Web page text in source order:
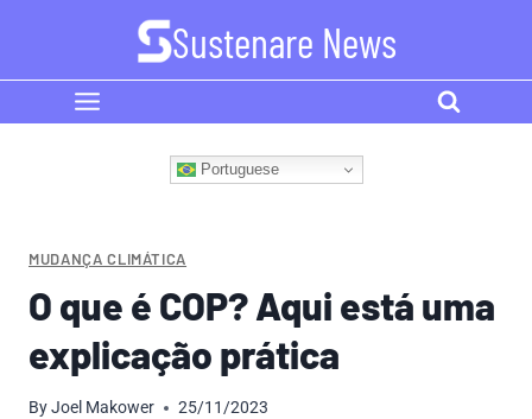
content
Sustenare News
Portuguese
MUDANÇA CLIMÁTICA
O que é COP? Aqui está uma
explicação prática
ByJoel Makower 25/11/2023